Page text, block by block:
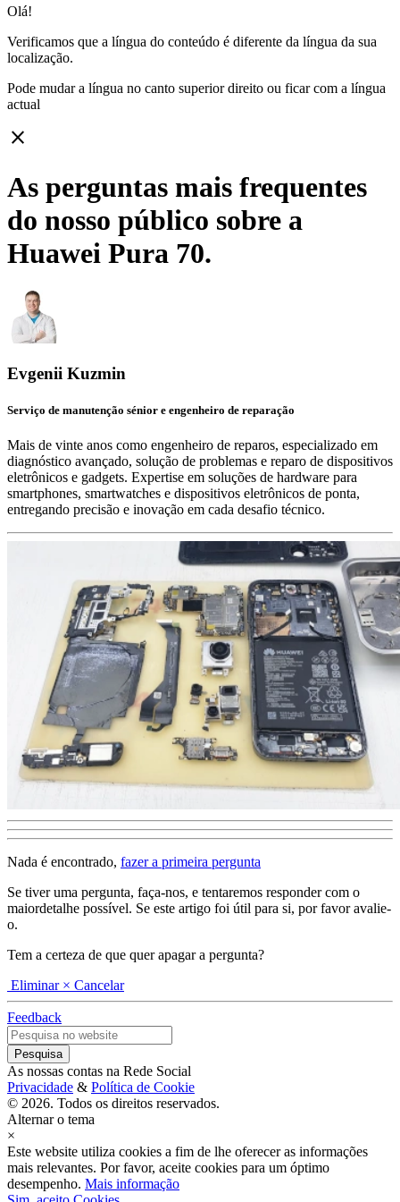
Olá!
Verificamos que a língua do conteúdo é diferente da língua da sua
localização.
Pode mudar a língua no canto superior direito ou ficar com a língua
actual
close
As perguntas mais frequentes
do nosso público sobre a
Huawei Pura 70.
Evgenii Kuzmin
Serviço de manutenção sénior e engenheiro de reparação
Mais de vinte anos como engenheiro de reparos, especializado em
diagnóstico avançado, solução de problemas e reparo de dispositivos
eletrônicos e gadgets. Expertise em soluções de hardware para
smartphones, smartwatches e dispositivos eletrônicos de ponta,
entregando precisão e inovação em cada desafio técnico.
Nada é encontrado, fazer a primeira pergunta
Se tiver uma pergunta, faça-nos, e tentaremos responder com o
maiordetalhe possível. Se este artigo foi útil para si, por favor avalie-
o.
Tem a certeza de que quer apagar a pergunta?
Eliminar × Cancelar
Feedback
As nossas contas na Rede Social
Privacidade & Política de Cookie
© 2026. Todos os direitos reservados.
Alternar o tema
×
Este website utiliza cookies a fim de lhe oferecer as informações
mais relevantes. Por favor, aceite cookies para um óptimo
desempenho. Mais informação